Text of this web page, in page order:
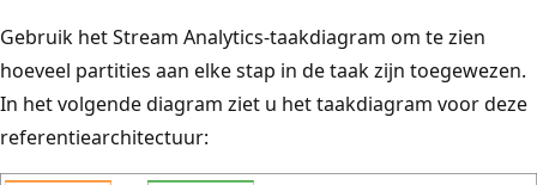
Gebruik het Stream Analytics-taakdiagram om te zien
hoeveel partities aan elke stap in de taak zijn toegewezen.
In het volgende diagram ziet u het taakdiagram voor deze
referentiearchitectuur: